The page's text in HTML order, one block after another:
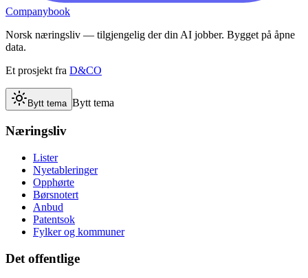
Companybook
Norsk næringsliv — tilgjengelig der din AI jobber. Bygget på åpne
data.
Et prosjekt fra D&CO
Bytt tema Bytt tema
Næringsliv
Lister
Nyetableringer
Opphørte
Børsnotert
Anbud
Patentsok
Fylker og kommuner
Det offentlige